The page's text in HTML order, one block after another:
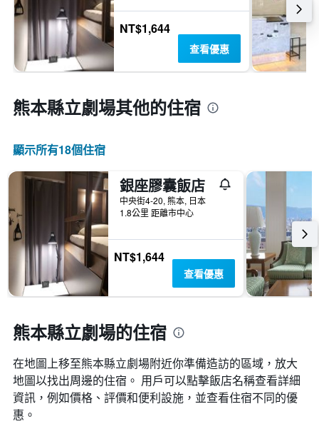
NT$1,644
查看優惠
熊本縣立劇場​其他的住宿
顯示所有18​個住宿
銀座膠囊飯店
中央街4-20, 熊本, 日本
1.8公里 距離市中心
NT$1,644
查看優惠
熊本縣立劇場的住宿
在地圖上移至熊本縣立劇場​​附近你準備造訪的區域，放大
地圖以找出周邊的住宿。 用戶可以點擊飯店名稱查看詳細
資訊，例如價格、評價和便利設施，並查看住宿不同的優
惠。